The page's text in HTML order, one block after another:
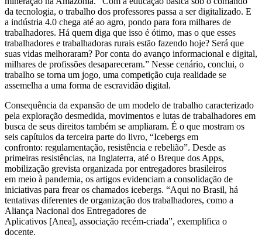
da tecnologia, o trabalho dos professores passa a ser digitalizado. E
a indústria 4.0 chega até ao agro, pondo para fora milhares de
trabalhadores. Há quem diga que isso é ótimo, mas o que esses
trabalhadores e trabalhadoras rurais estão fazendo hoje? Será que
suas vidas melhoraram? Por conta do avanço informacional e digital,
milhares de profissões desapareceram.” Nesse cenário, conclui, o
trabalho se torna um jogo, uma competição cuja realidade se
assemelha a uma forma de escravidão digital.
Consequência da expansão de um modelo de trabalho caracterizado
pela exploração desmedida, movimentos e lutas de trabalhadores em
busca de seus direitos também se ampliaram. É o que mostram os
seis capítulos da terceira parte do livro, “Icebergs em
confronto: regulamentação, resistência e rebelião”. Desde as
primeiras resistências, na Inglaterra, até o Breque dos Apps,
mobilização grevista organizada por entregadores brasileiros
em meio à pandemia, os artigos evidenciam a consolidação de
iniciativas para frear os chamados icebergs. “Aqui no Brasil, há
tentativas diferentes de organização dos trabalhadores, como a
Aliança Nacional dos Entregadores de
Aplicativos [Anea], associação recém-criada”, exemplifica o
docente.